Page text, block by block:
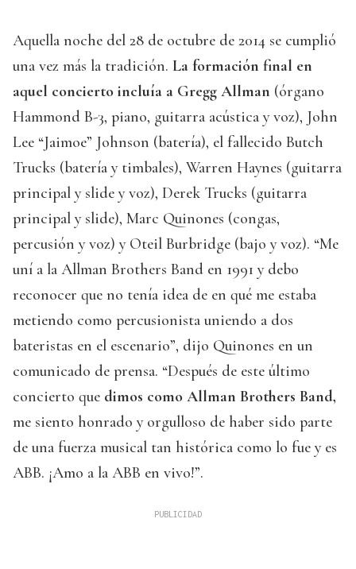
Aquella noche del 28 de octubre de 2014 se cumplió
una vez más la tradición. La formación final en
aquel concierto incluía a Gregg Allman (órgano
Hammond B-3, piano, guitarra acústica y voz), John
Lee “Jaimoe” Johnson (batería), el fallecido Butch
Trucks (batería y timbales), Warren Haynes (guitarra
principal y slide y voz), Derek Trucks (guitarra
principal y slide), Marc Quinones (congas,
percusión y voz) y Oteil Burbridge (bajo y voz). “Me
uní a la Allman Brothers Band en 1991 y debo
reconocer que no tenía idea de en qué me estaba
metiendo como percusionista uniendo a dos
bateristas en el escenario”, dijo Quinones en un
comunicado de prensa. “Después de este último
concierto que dimos como Allman Brothers Band,
me siento honrado y orgulloso de haber sido parte
de una fuerza musical tan histórica como lo fue y es
ABB. ¡Amo a la ABB en vivo!”.